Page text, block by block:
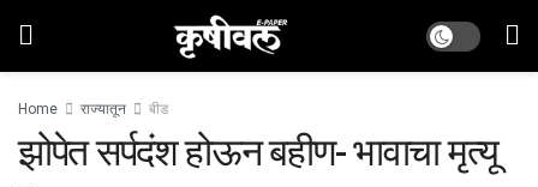
Home राज्यातून बीड
झोपेत सर्पदंश होऊन बहीण- भावाचा मृत्यू